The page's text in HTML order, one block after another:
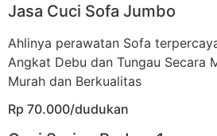
Jasa Cuci Sofa Jumbo
Ahlinya perawatan Sofa
Angkat Debu dan Tungau Secara
Murah dan Berkualitas
Rp 70.000/dudukan